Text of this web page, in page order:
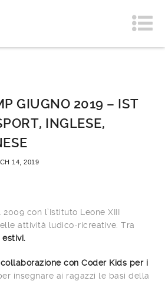
GIUGNO 2019 – IST
INGLESE,
14, 2019
con l’Istituto Leone XIII
attività ludico-ricreative. Tra
collaborazione con Coder Kids per i
insegnare ai ragazzi le basi della